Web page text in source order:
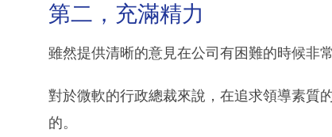
第二，充滿精力
雖然提供清晰的意見在公司有困難的時候非
對於微軟的行政總裁來說，在追求領導素質
的。